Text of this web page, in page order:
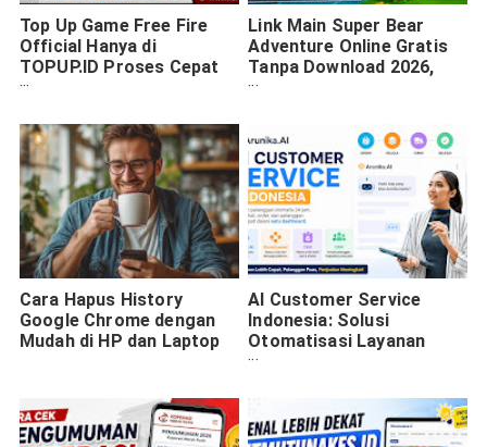
Top Up Game Free Fire
Official Hanya di
TOPUP.ID Proses Cepat
dan Harga Lebih Hemat
Link Main Super Bear
Adventure Online Gratis
Tanpa Download 2026,
Bisa Langsung Main di
Cara Hapus History
Google Chrome dengan
Mudah di HP dan Laptop
AI Customer Service
Indonesia: Solusi
Otomatisasi Layanan
Pelanggan yang Bikin
Profesional